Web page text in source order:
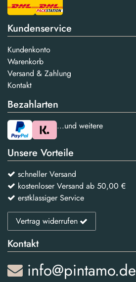
Kundenservice
Kundenkonto
Warenkorb
Versand & Zahlung
Kontakt
Bezahlarten
...und weitere
Unsere Vorteile
schneller Versand
kostenloser Versand ab 50,00 €
erstklassiger Service
Vertrag widerrufen
Kontakt
info@pintamo.de